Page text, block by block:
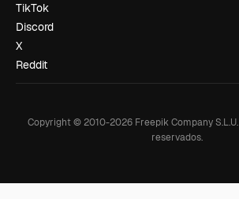
TikTok
Discord
X
Reddit
Copyright © 2010-2026 Freepik Company S.L.U.
reservados.